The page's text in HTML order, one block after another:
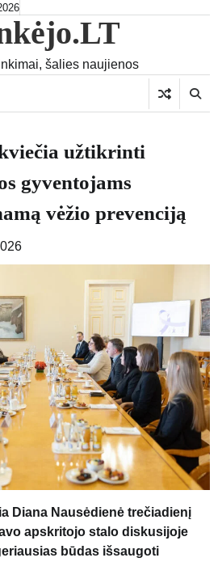
šalies naujienos
užtikrinti
gyventojams
vėžio prevenciją
Diana Nausėdienė trečiadienį
apskritojo stalo diskusijoje
būdas išsaugoti